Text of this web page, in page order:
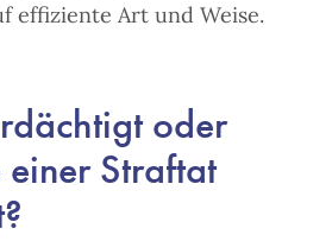
effiziente Art und Weise.
oder
Straftat